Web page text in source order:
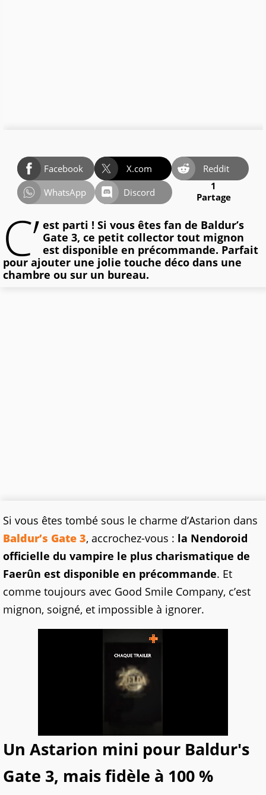
Facebook X.com
Reddit
WhatsApp
Discord
1
Partage
C’ est parti ! Si vous êtes fan de Baldur’s
Gate 3, ce petit collector tout mignon
est disponible en précommande. Parfait
pour ajouter une jolie touche déco dans une
chambre ou sur un bureau.
Si vous êtes tombé sous le charme d’Astarion dans
Baldur’s Gate 3, accrochez-vous : la Nendoroid
officielle du vampire le plus charismatique de
Faerûn est disponible en précommande. Et
comme toujours avec Good Smile Company, c’est
mignon, soigné, et impossible à ignorer.
Un Astarion mini pour Baldur's
Gate 3, mais fidèle à 100 %